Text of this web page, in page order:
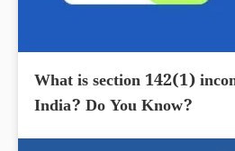
What is section 142(1)